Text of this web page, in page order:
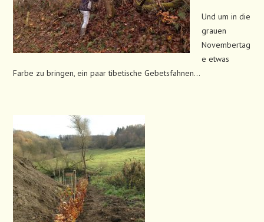
Und um in die
grauen
Novembertag
e etwas
Farbe zu bringen, ein paar tibetische Gebetsfahnen…